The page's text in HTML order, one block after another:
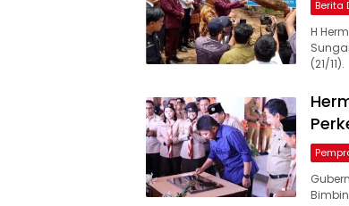
Berita
H
(21/11).